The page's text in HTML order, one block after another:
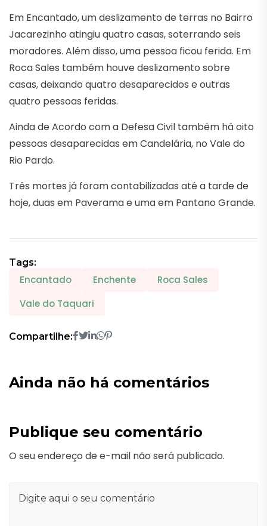
Em Encantado, um deslizamento de terras no Bairro
Jacarezinho atingiu quatro casas, soterrando seis
moradores. Além disso, uma pessoa ficou ferida. Em
Roca Sales também houve deslizamento sobre
casas, deixando quatro desaparecidos e outras
quatro pessoas feridas.
Ainda de Acordo com a Defesa Civil também há oito
pessoas desaparecidas em Candelária, no Vale do
Rio Pardo.
Três mortes já foram contabilizadas até a tarde de
hoje, duas em Paverama e uma em Pantano Grande.
Tags:
Encantado Enchente
Roca Sales
Vale do Taquari
Compartilhe:
Ainda não há comentários
Publique seu comentário
O seu endereço de e-mail não será publicado.